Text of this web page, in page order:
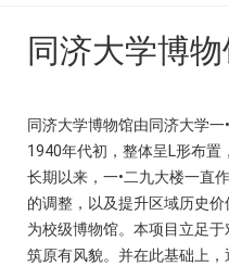
同济大学博
同济大学博物馆由同济大学
1940年代初，整体呈L形布置
长期以来，一•二九大楼一直
的调整，以及提升区域历史
为校级博物馆。本项目立足
筑原有风貌。并在此基础上